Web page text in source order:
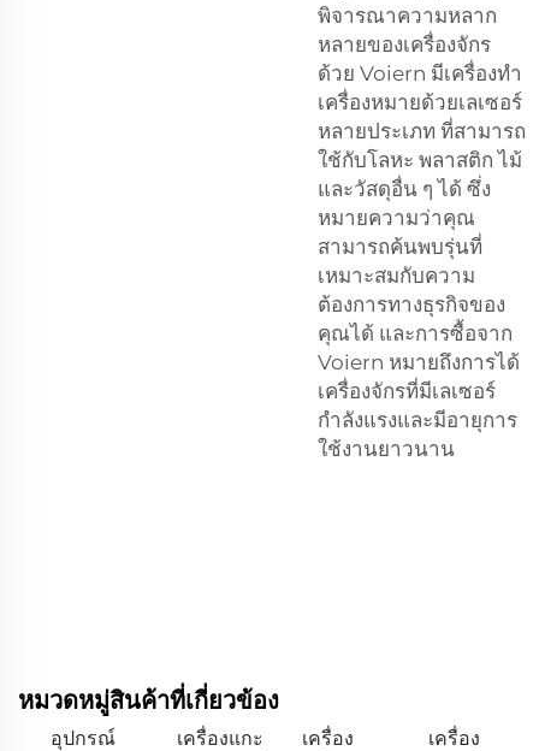
พิจารณาความหลาก
หลายของเครื่องจักร
ด้วย Voiern มีเครื่องทำ
เครื่องหมายด้วยเลเซอร์
หลายประเภท ที่สามารถ
ใช้กับโลหะ พลาสติก ไม้
และวัสดุอื่น ๆ ได้ ซึ่ง
หมายความว่าคุณ
สามารถค้นพบรุ่นที่
เหมาะสมกับความ
ต้องการทางธุรกิจของ
คุณได้ และการซื้อจาก
Voiern หมายถึงการได้
เครื่องจักรที่มีเลเซอร์
กำลังแรงและมีอายุการ
ใช้งานยาวนาน
หมวดหมู่สินค้าที่เกี่ยวข้อง
อุปกรณ์
เครื่องแกะ
เครื่อง
เครื่อง